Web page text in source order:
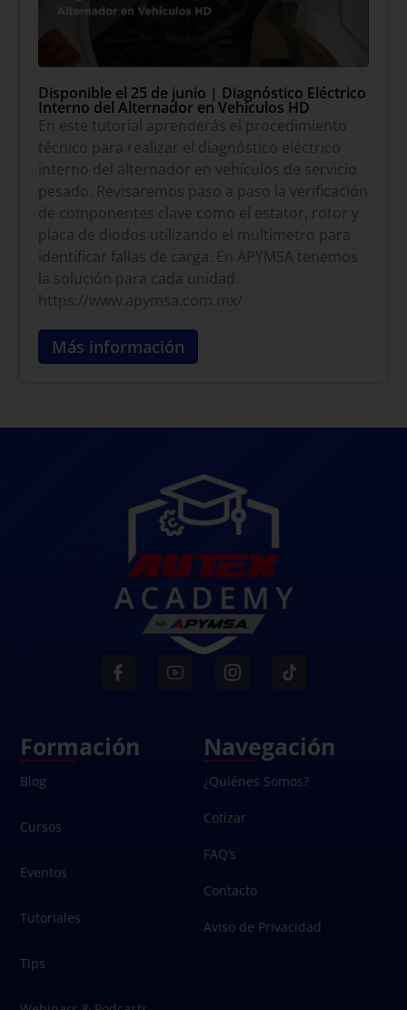
Disponible el 25 de junio | Diagnóstico Eléctrico
Interno del Alternador en Vehículos HD
En este tutorial aprenderás el procedimiento
técnico para realizar el diagnóstico eléctrico
interno del alternador en vehículos de servicio
pesado. Revisaremos paso a paso la verificación
de componentes clave como el estator, rotor y
placa de diodos utilizando el multímetro para
identificar fallas de carga. En APYMSA tenemos
la solución para cada unidad.
https://www.apymsa.com.mx/
Más información
Formación
Blog
Cursos
Eventos
Tutoriales
Tips
Navegación
¿Quiénes Somos?
Cotizar
FAQ’s
Contacto
Aviso de Privacidad